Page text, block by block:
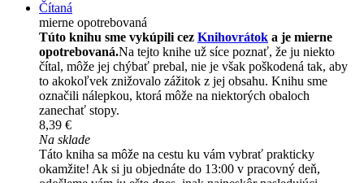
Čítaná
mierne opotrebovaná
Túto knihu sme vykúpili cez Knihovrátok a je mierne
opotrebovaná.Na tejto knihe už síce poznať, že ju niekto
čítal, môže jej chýbať prebal, nie je však poškodená tak, aby
to akokoľvek znižovalo zážitok z jej obsahu. Knihu sme
označili nálepkou, ktorá môže na niektorých obaloch
zanechať stopy.
8,39 €
Na sklade
Táto kniha sa môže na cestu ku vám vybrať prakticky
okamžite! Ak si ju objednáte do 13:00 v pracovný deň,